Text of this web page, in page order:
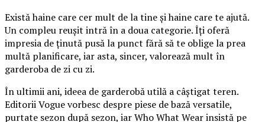
Există haine care cer mult de la tine și haine care te ajută.
Un compleu reușit intră în a doua categorie. Îți oferă
impresia de ținută pusă la punct fără să te oblige la prea
multă planificare, iar asta, sincer, valorează mult în
garderoba de zi cu zi.
În ultimii ani, ideea de garderobă utilă a câștigat teren.
Editorii Vogue vorbesc despre piese de bază versatile,
purtate sezon după sezon, iar Who What Wear insistă pe